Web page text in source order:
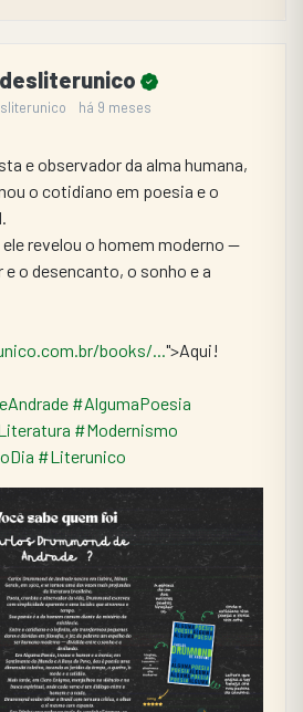
há 9 meses
e observador da alma humana,
o cotidiano em poesia e o
revelou o homem moderno —
o desencanto, o sonho e a
books/...">Aqui!
#AlgumaPoesia
#Modernismo
#Literunico